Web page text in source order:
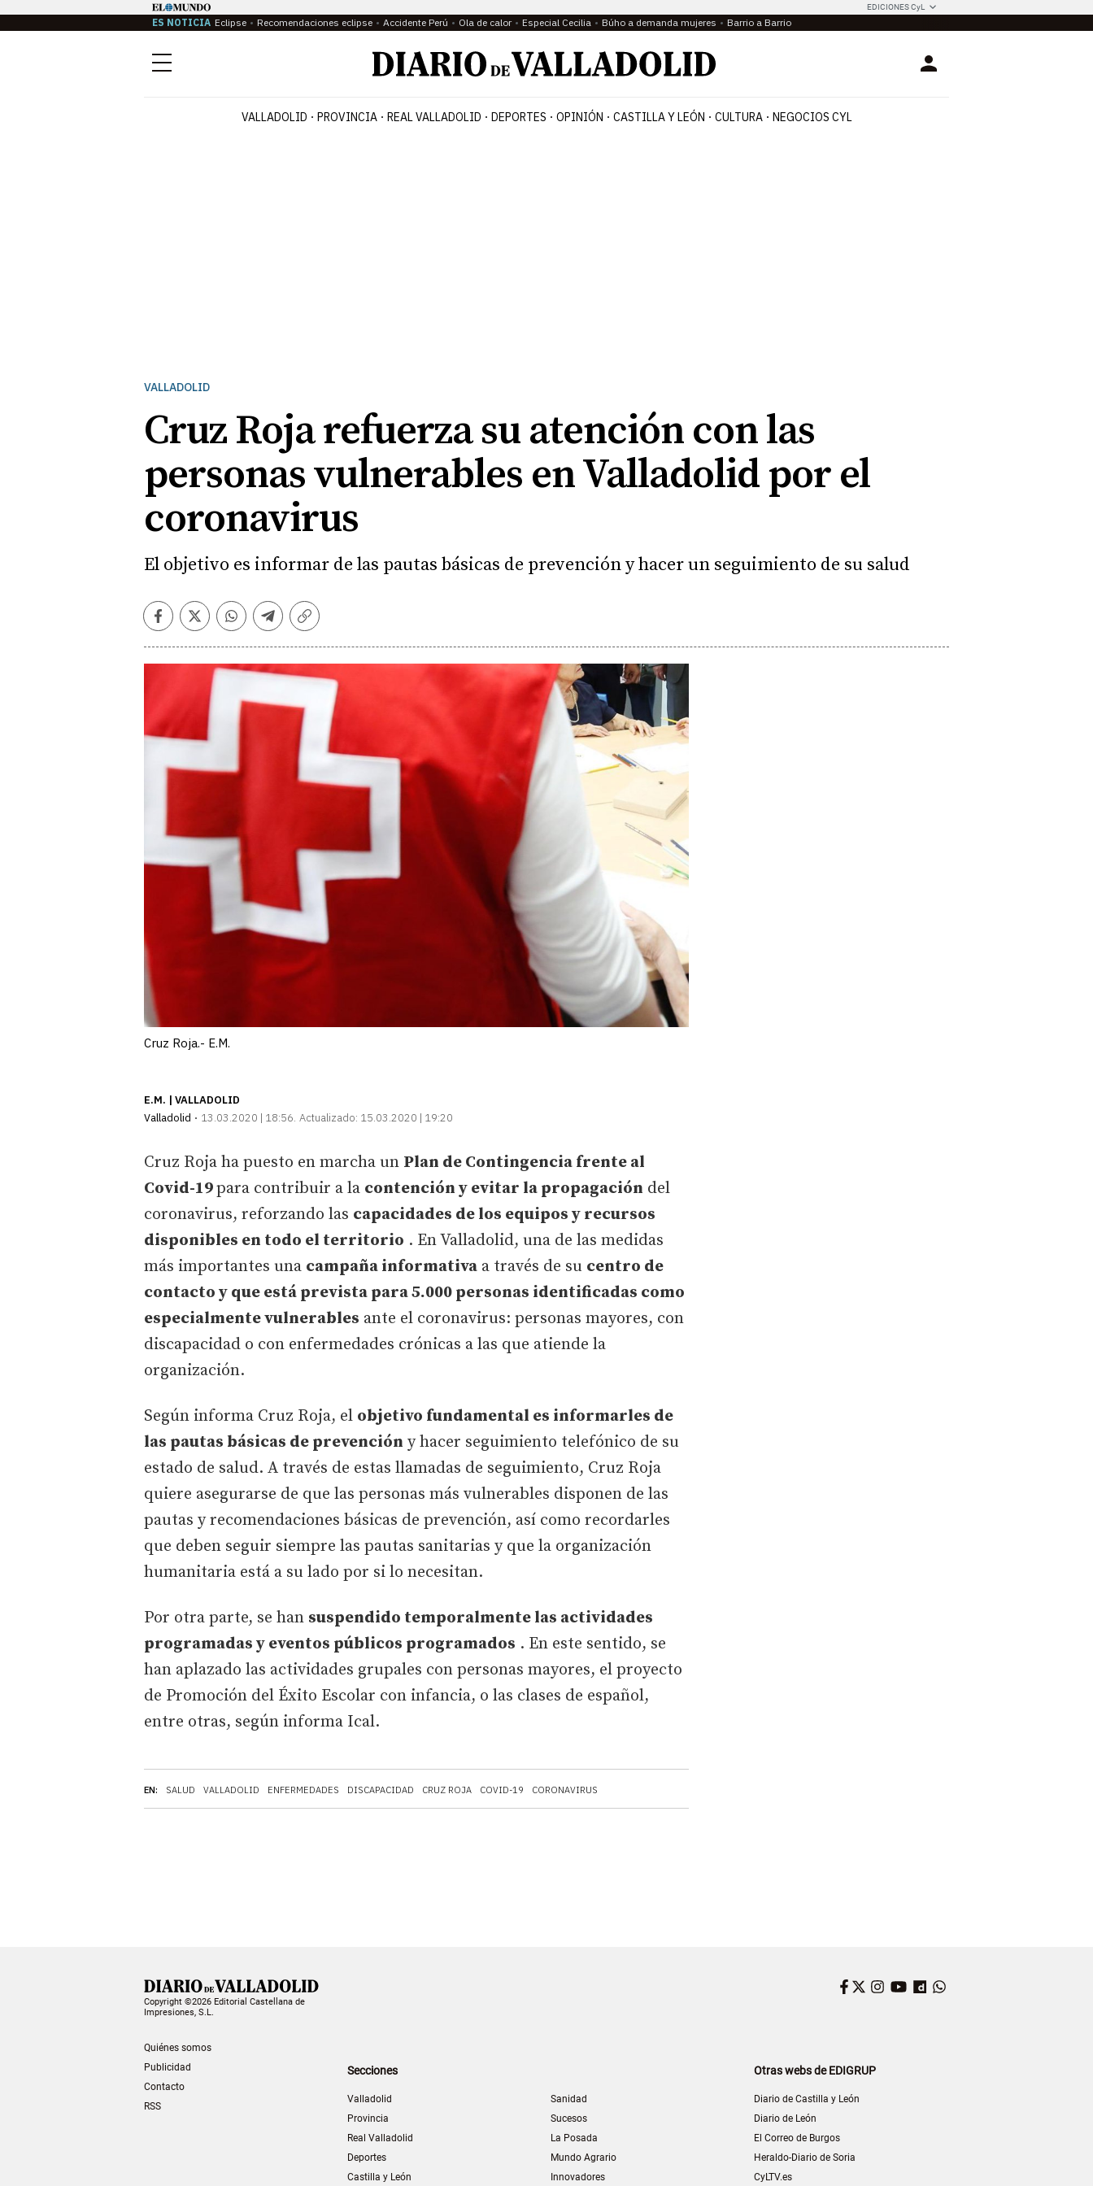
EDICIONES CyL
ES NOTICIA Eclipse Recomendaciones eclipse Accidente Perú Ola de calor Especial Cecilia Búho a demanda mujeres Barrio a Barrio
Menú Login
VALLADOLID PROVINCIA REAL VALLADOLID DEPORTES OPINIÓN CASTILLA Y LEÓN CULTURA NEGOCIOS CYL
VALLADOLID
Cruz Roja refuerza su atención con las
personas vulnerables en Valladolid por el
coronavirus
El objetivo es informar de las pautas básicas de prevención y hacer un seguimiento de su salud
Facebook
TwitterWhatsapp
Telegram
Copiar
Cruz Roja.- E.M.
E.M. | VALLADOLID
Valladolid
13.03.2020 | 18:56 Actualizado: 15.03.2020 | 19:20
EN: SALUD VALLADOLID ENFERMEDADES DISCAPACIDAD CRUZ ROJA COVID-19 CORONAVIRUS
Cruz Roja ha puesto en marcha un Plan de Contingencia frente al
Covid-19para contribuir a la contención y evitar la propagación del
coronavirus, reforzando las capacidades de los equipos y recursos
disponibles en todo el territorio . En Valladolid, una de las medidas
más importantes una campaña informativa a través de su centro de
contacto y que está prevista para 5.000 personas identificadas como
especialmente vulnerables ante el coronavirus: personas mayores, con
discapacidad o con enfermedades crónicas a las que atiende la
organización.
Según informa Cruz Roja, el objetivo fundamental es informarles de
las pautas básicas de prevención y hacer seguimiento telefónico de su
estado de salud. A través de estas llamadas de seguimiento, Cruz Roja
quiere asegurarse de que las personas más vulnerables disponen de las
pautas y recomendaciones básicas de prevención, así como recordarles
que deben seguir siempre las pautas sanitarias y que la organización
humanitaria está a su lado por si lo necesitan.
Por otra parte, se han suspendido temporalmente las actividades
programadas y eventos públicos programados . En este sentido, se
han aplazado las actividades grupales con personas mayores, el proyecto
de Promoción del Éxito Escolar con infancia, o las clases de español,
entre otras, según informa Ical.
Copyright ©2026 Editorial Castellana de
Impresiones, S.L.
Quiénes somos
Publicidad
Contacto
RSS
Facebook
Twitter
Instagram
YouTube
Dailymotion
Secciones
Valladolid
Provincia
Real Valladolid
Deportes
Castilla y León
Sanidad
Sucesos
La Posada
Mundo Agrario
Innovadores
Otras webs de EDIGRUP
Diario de Castilla y León
Diario de León
El Correo de Burgos
Heraldo-Diario de Soria
CyLTV.es